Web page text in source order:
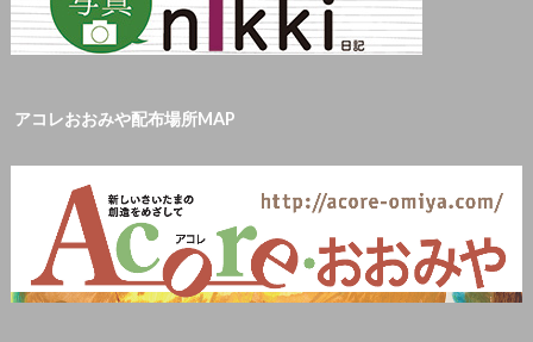
アコレおおみや配布場所MAP